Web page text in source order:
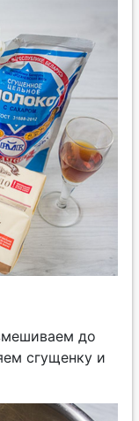
до
сгущенку и